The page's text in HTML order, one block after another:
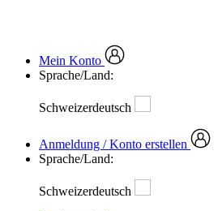
Mein Konto
Sprache/Land:
Schweizerdeutsch
Anmeldung / Konto erstellen
Sprache/Land:
Schweizerdeutsch